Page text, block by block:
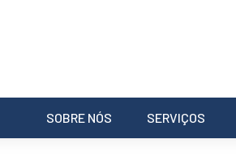
SOBRE NÓS SERVIÇOS